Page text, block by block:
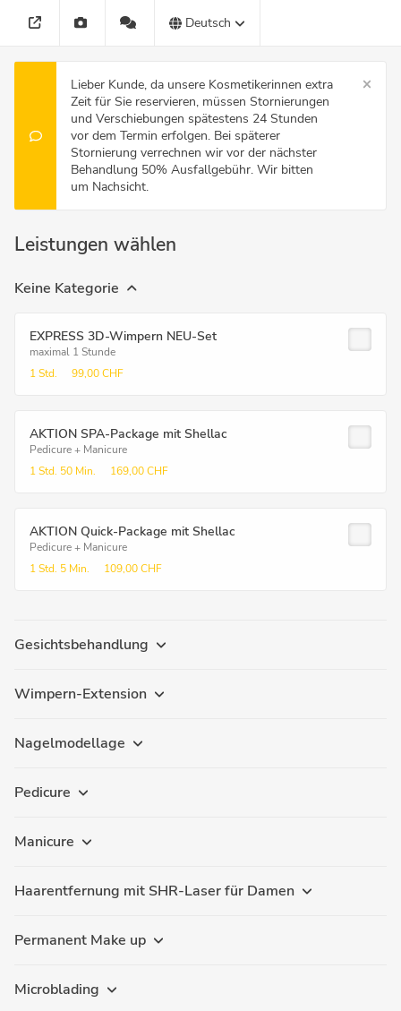
Deutsch
Lieber Kunde, da unsere Kosmetikerinnen extra
Zeit für Sie reservieren, müssen Stornierungen
und Verschiebungen spätestens 24 Stunden
vor dem Termin erfolgen. Bei späterer
Stornierung verrechnen wir vor der nächster
Behandlung 50% Ausfallgebühr. Wir bitten
um Nachsicht.
Leistungen wählen
Keine Kategorie
EXPRESS 3D-Wimpern NEU-Set
maximal 1 Stunde
1 Std.
99,00 CHF
AKTION SPA-Package mit Shellac
Pedicure + Manicure
1 Std. 50 Min. 169,00 CHF
AKTION Quick-Package mit Shellac
Pedicure + Manicure
1 Std. 5 Min. 109,00 CHF
Gesichtsbehandlung
Wimpern-Extension
Nagelmodellage
Pedicure
Manicure
Haarentfernung mit SHR-Laser für Damen
Permanent Make up
Microblading